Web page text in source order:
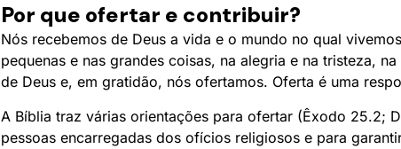
Por que ofertar e contribuir?
Nós recebemos de Deus a vida e o mundo no qual
pequenas e nas grandes coisas, na alegria e na tristeza,
de Deus e, em gratidão, nós ofertamos. Oferta é uma
A Bíblia traz várias orientações para ofertar (Êxodo 25.2;
pessoas encarregadas dos ofícios religiosos e para